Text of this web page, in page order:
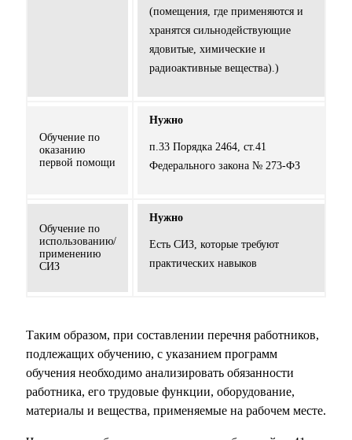
(помещения, где применяются и
хранятся сильнодействующие
ядовитые, химические и
радиоактивные вещества).)
Обучение по
оказанию
первой помощи
Нужно
п.33 Порядка 2464, ст.41
Федерального закона № 273-ФЗ
Обучение по
использованию/
применению
СИЗ
Нужно
Есть СИЗ, которые требуют
практических навыков
Таким образом, при составлении перечня работников,
подлежащих обучению, с указанием программ
обучения необходимо анализировать обязанности
работника, его трудовые функции, оборудование,
материалы и вещества, применяемые на рабочем месте.